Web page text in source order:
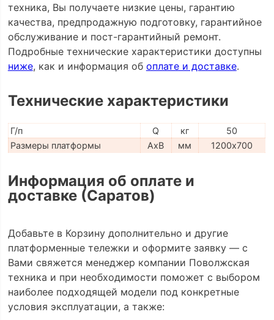
техника, Вы получаете низкие цены, гарантию
качества, предпродажную подготовку, гарантийное
обслуживание и пост-гарантийный ремонт.
Подробные технические характеристики доступны
ниже, как и информация об оплате и доставке.
Технические характеристики
Г/п Q кг
50
Размеры платформы
AxB мм 1200х700
Информация об оплате и
доставке (Саратов)
Добавьте в Корзину дополнительно и другие
платформенные тележки и оформите заявку — с
Вами свяжется менеджер компании Поволжская
техника и при необходимости поможет с выбором
наиболее подходящей модели под конкретные
условия эксплуатации, а также: